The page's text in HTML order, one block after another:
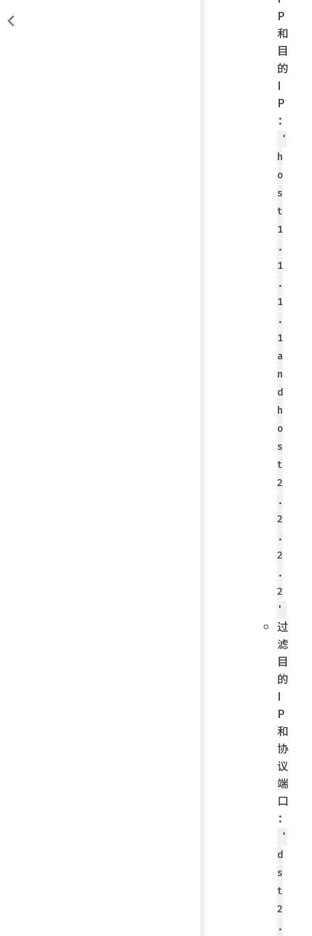
P
和
目
的
I
P
：
'
h
o
s
t
1
.
1
.
1
.
1
a
n
d
h
o
s
t
2
.
2
.
2
.
2
'
过
滤
目
的
I
P
和
协
议
端
口
：
'
d
s
t
2
.